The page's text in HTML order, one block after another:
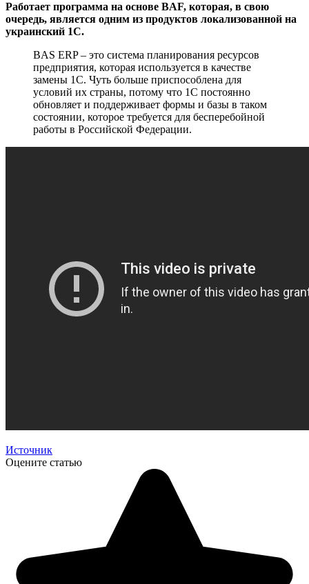
Работает программа на основе BAF, которая, в свою
очередь, является одним из продуктов локализованной на
украинский 1С.
BAS ERP – это система планирования ресурсов
предприятия, которая используется в качестве
замены 1С. Чуть больше приспособлена для
условий их страны, потому что 1С постоянно
обновляет и поддерживает формы и базы в таком
состоянии, которое требуется для бесперебойной
работы в Российской Федерации.
Источник
Оцените статью